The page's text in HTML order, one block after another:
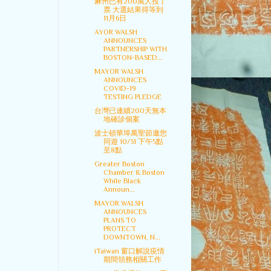
票 大選結果得等到
11月6日
AYOR WALSH
ANNOUNCES
PARTNERSHIP WITH
BOSTON-BASED...
MAYOR WALSH
ANNOUNCES
COVID-19
TESTING PLEDGE
台灣已連續200天無本
地確診個案
波士頓華埠萬聖節邀您
同遊 10/31 下午5點
至8點
Greater Boston
Chamber & Boston
While Black
Announ...
MAYOR WALSH
ANNOUNCES
PLANS TO
PROTECT
DOWNTOWN, N...
iTaiwan 窗口解說疫情
期間領務相關工作